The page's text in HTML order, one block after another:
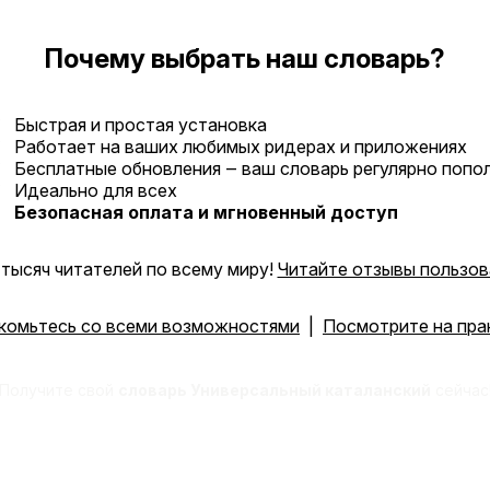
Почему выбрать наш словарь?
Быстрая и простая установка
Работает на ваших любимых ридерах и приложениях
Бесплатные обновления ‒ ваш словарь регулярно
Идеально для всех
Безопасная оплата и мгновенный доступ
читателей по всему миру! Читайте отзывы
со всеми возможностями Посмотрите на